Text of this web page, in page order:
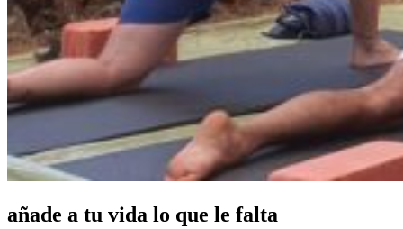
añade a tu vida lo que le falta